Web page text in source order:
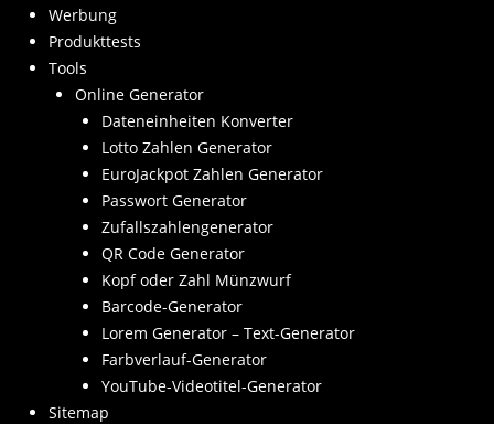
Werbung
Produkttests
Tools
Online Generator
Dateneinheiten Konverter
Lotto Zahlen Generator
EuroJackpot Zahlen Generator
Passwort Generator
Zufallszahlengenerator
QR Code Generator
Kopf oder Zahl Münzwurf
Barcode-Generator
Lorem Generator – Text-Generator
Farbverlauf-Generator
YouTube-Videotitel-Generator
Sitemap